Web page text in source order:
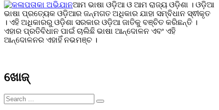
ଆମ ଭାଷା ଓଡ଼ିଆ ଓ ଆମ ରାଜ୍ୟ ଓଡ଼ିଶା । ଓଡ଼ିଆ
ଭାଷା ପ୍ରତ୍ୟେକ ଓଡ଼ିଆର ଜନ୍ମଗତ ଅଧିକାର ଯାହା ସମ୍ବିଧାନ ସ୍ଵୀକୃତ
। ଏହି ଅଧିକାରରୁ ଓଡ଼ିଶା ସରକାର ଓଡ଼ିଆ ଜାତିକୁ ବଞ୍ଚିତ କରିଛନ୍ତି ।
ଏହାର ପ୍ରତିବିଧାନ ପାଇଁ ଚାଲିଛି ଭାଷା ଆନ୍ଦୋଳନ ଏବଂ ଏହି
ଆନ୍ଦୋଳନର ଏହାହିଁ ନଭମଞ୍ଚ ।
ଖୋଜ୍
Search
for:
Search